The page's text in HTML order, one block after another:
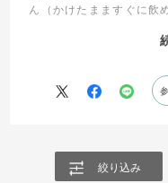
ん（かけたまますぐに飲
ダーに入りました。小学
ショルダータイプの水筒
絞り込み